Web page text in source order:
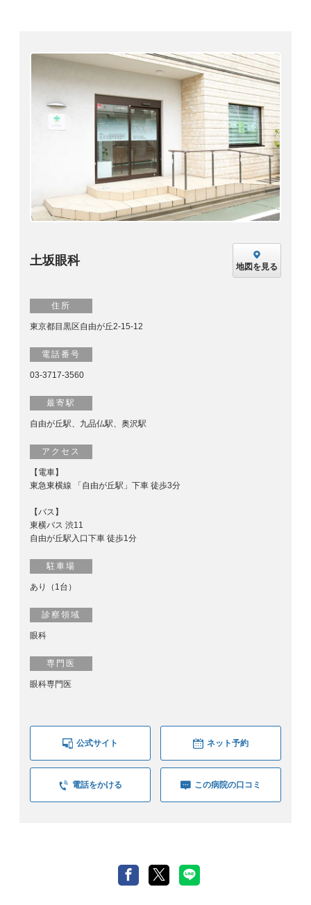
土坂眼科 地図を見る
住所
東京都目黒区自由が丘2-15-12
電話番号
03-3717-3560
最寄駅
自由が丘駅、九品仏駅、奥沢駅
アクセス
【電車】
東急東横線 「自由が丘駅」下車 徒歩3分
【バス】
東横バス 渋11
自由が丘駅入口下車 徒歩1分
駐車場
あり（1台）
診察領域
眼科
専門医
眼科専門医
公式サイト ネット予約
電話をかける この病院の口コミ